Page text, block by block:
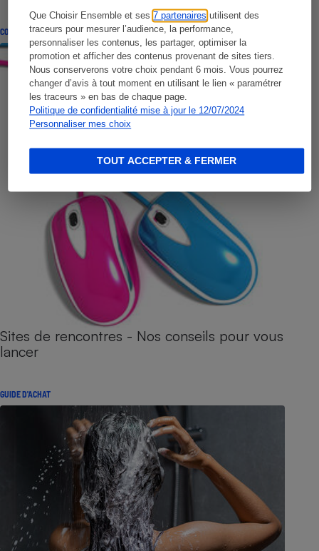
Que Choisir Ensemble et ses7 partenaires utilisent des
traceurs pour mesurer l’audience, la performance,
personnaliser les contenus, les partager, optimiser la
promotion et afficher des contenus provenant de sites tiers.
Nous conserverons votre choix pendant 6 mois. Vous pourrez
changer d’avis à tout moment en utilisant le lien « paramétrer
les traceurs » en bas de chaque page.
Politique de confidentialité mise à jour le 12/07/2024
Personnaliser mes choix
TOUT ACCEPTER & FERMER
CONSEILS
Sites de rencontres - Nos conseils pour vous
lancer
GUIDE D'ACHAT